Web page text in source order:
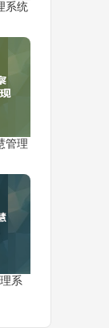
系统
管理
系